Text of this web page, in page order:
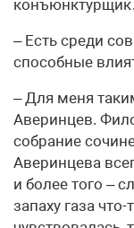
– Есть среди
способные
– Для меня
Аверинцев.
собрание
Аверинцева
и более того –
запаху газа